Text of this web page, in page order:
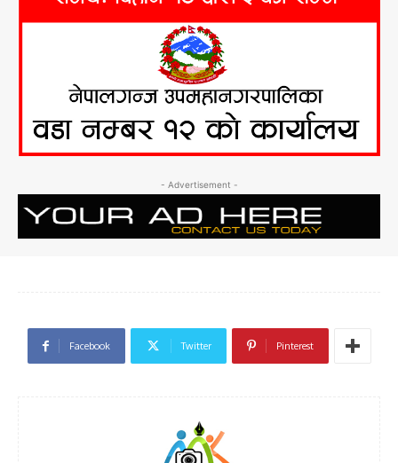
- Advertisement -
Facebook Twitter Pinterest